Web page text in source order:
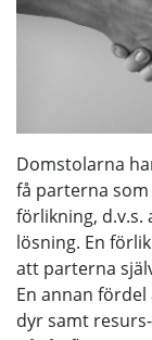
Domstolarna
få parterna
förlikning, d.v.s.
lösning. En
att parterna
En annan
dyr samt